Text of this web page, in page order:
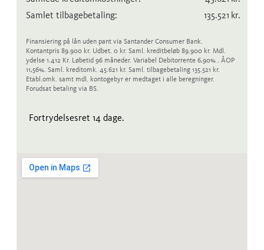
Samlet tilbagebetaling:
135.521 kr.
Finansiering på lån uden pant via Santander Consumer Bank.
Kontantpris 89.900 kr. Udbet. 0 kr. Saml. kreditbeløb 89.900 kr. Mdl.
ydelse 1.412 Kr. Løbetid 96 måneder. Variabel Debitorrente 6,90% . ÅOP
11,56%. Saml. kreditomk. 45.621 kr. Saml. tilbagebetaling 135.521 kr.
Etabl.omk. samt mdl. kontogebyr er medtaget i alle beregninger.
Forudsat betaling via BS.
Fortrydelsesret 14 dage.